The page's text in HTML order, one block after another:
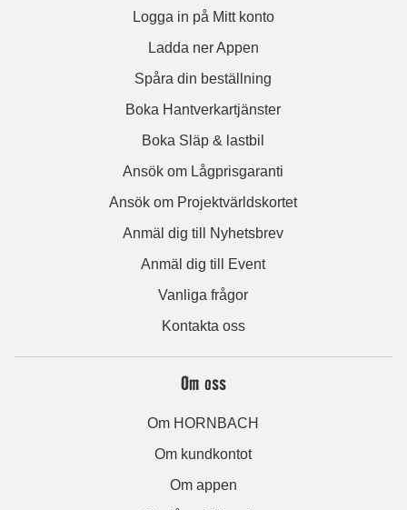
Logga in på Mitt konto
Ladda ner Appen
Spåra din beställning
Boka Hantverkartjänster
Boka Släp & lastbil
Ansök om Lågprisgaranti
Ansök om Projektvärldskortet
Anmäl dig till Nyhetsbrev
Anmäl dig till Event
Vanliga frågor
Kontakta oss
Om oss
Om HORNBACH
Om kundkontot
Om appen